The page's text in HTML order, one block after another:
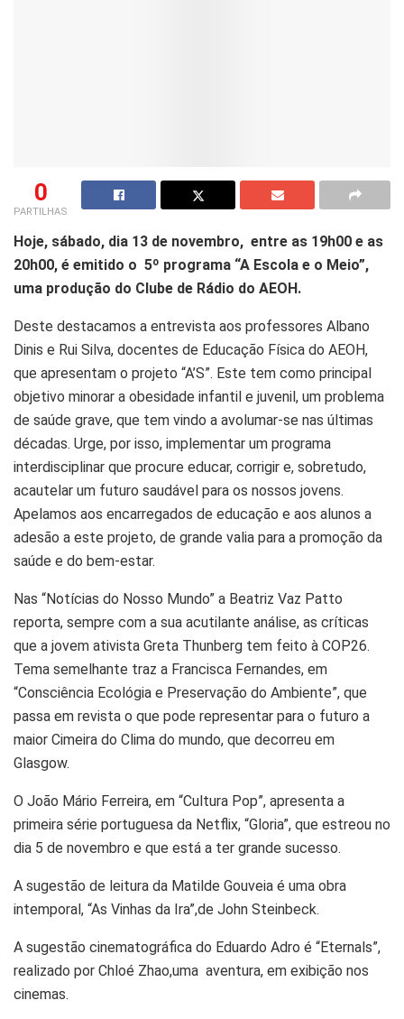
0
PARTILHAS
Hoje, sábado, dia 13 de novembro, entre as 19h00 e as
20h00, é emitido o 5º programa “A Escola e o Meio”,
uma produção do Clube de Rádio do AEOH.
Deste destacamos a entrevista aos professores Albano
Dinis e Rui Silva, docentes de Educação Física do AEOH,
que apresentam o projeto “A’S”. Este tem como principal
objetivo minorar a obesidade infantil e juvenil, um problema
de saúde grave, que tem vindo a avolumar-se nas últimas
décadas. Urge, por isso, implementar um programa
interdisciplinar que procure educar, corrigir e, sobretudo,
acautelar um futuro saudável para os nossos jovens.
Apelamos aos encarregados de educação e aos alunos a
adesão a este projeto, de grande valia para a promoção da
saúde e do bem-estar.
Nas “Notícias do Nosso Mundo” a Beatriz Vaz Patto
reporta, sempre com a sua acutilante análise, as críticas
que a jovem ativista Greta Thunberg tem feito à COP26.
Tema semelhante traz a Francisca Fernandes, em
“Consciência Ecológia e Preservação do Ambiente”, que
passa em revista o que pode representar para o futuro a
maior Cimeira do Clima do mundo, que decorreu em
Glasgow.
O João Mário Ferreira, em “Cultura Pop”, apresenta a
primeira série portuguesa da Netflix, “Gloria”, que estreou no
dia 5 de novembro e que está a ter grande sucesso.
A sugestão de leitura da Matilde Gouveia é uma obra
intemporal, “As Vinhas da Ira”,de John Steinbeck.
A sugestão cinematográfica do Eduardo Adro é “Eternals”,
realizado por Chloé Zhao,uma aventura, em exibição nos
cinemas.